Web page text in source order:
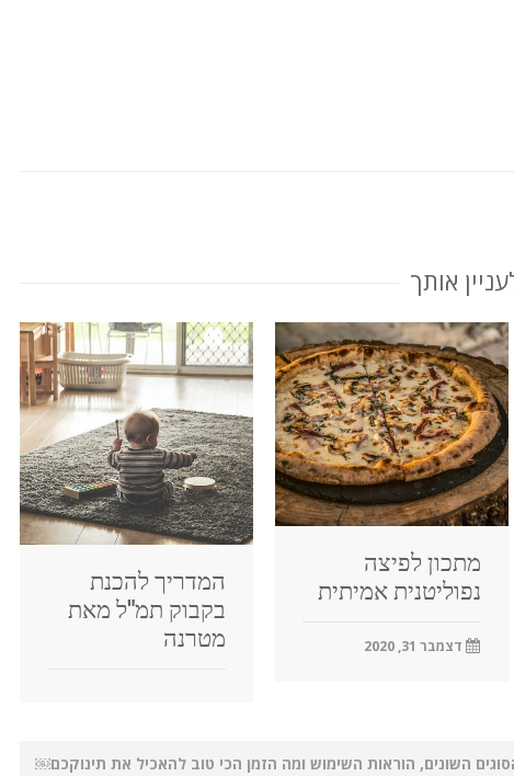
אותך
המדריך להכנת
בקבוק תמ"ל מאת
מטרנה
מתכון לפיצה
נפוליטנית אמיתית
דצמבר 31, 2020
השונים, הוראות השימוש ומה הזמן הכי טוב להאכיל את תינוקכם￼